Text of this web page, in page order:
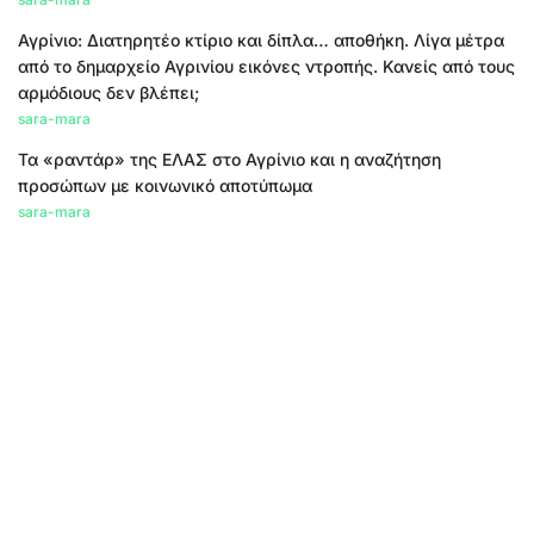
Αγρίνιο: Διατηρητέο κτίριο και δίπλα… αποθήκη. Λίγα μέτρα
από το δημαρχείο Αγρινίου εικόνες ντροπής. Κανείς από τους
αρμόδιους δεν βλέπει;
sara-mara
Τα «ραντάρ» της ΕΛΑΣ στο Αγρίνιο και η αναζήτηση
προσώπων με κοινωνικό αποτύπωμα
sara-mara